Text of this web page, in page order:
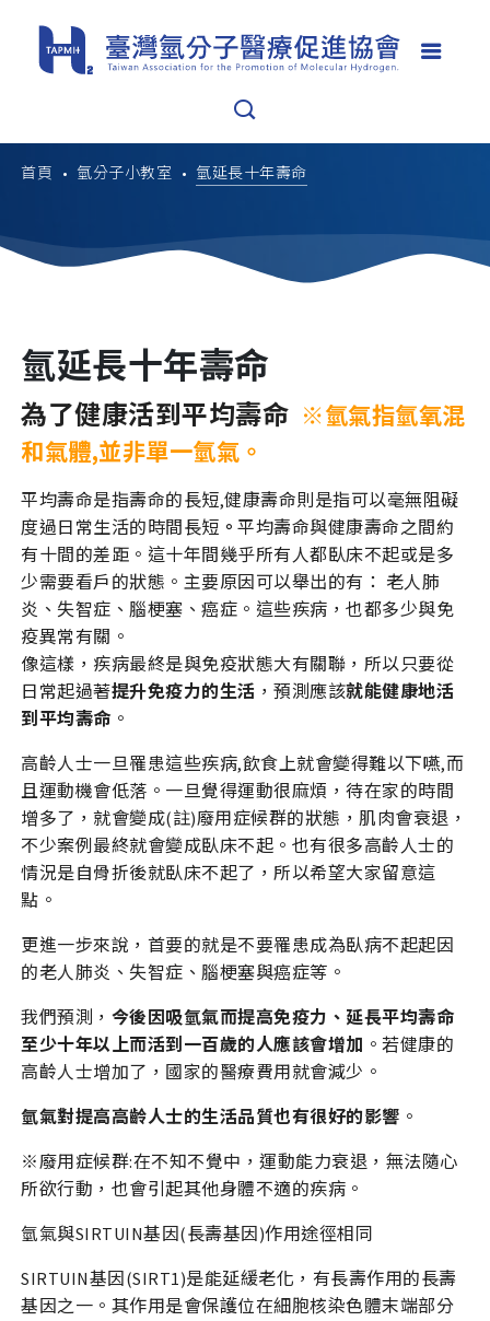
首頁 氫分子小教室 氫延長十年壽命
氫延長十年壽命
為了健康活到平均壽命 ※氫氣指氫氧混
和氣體,並非單一氫氣。
平均壽命是指壽命的長短,健康壽命則是指可以毫無阻礙
度過日常生活的時間長短 。平均壽命與健康壽命之間約
有十間的差距。這十年間幾乎所有人都臥床不起或是多
少需要看戶的狀態。主要原因可以舉出的有： 老人肺
炎、失智症、腦梗塞、癌症。這些疾病，也都多少與免
疫異常有關。
像這樣，疾病最終是與免疫狀態大有關聯，所以只要從
日常起過著提升免疫力的生活 ，預測應該就能健康地活
到平均壽命 。
高齡人士一旦罹患這些疾病,飲食上就會變得難以下嚥,而
且運動機會低落。一旦覺得運動很麻煩，待在家的時間
增多了，就會變成(註)廢用症候群的狀態，肌肉會衰退，
不少案例最終就會變成臥床不起。也有很多高齡人士的
情況是自骨折後就臥床不起了，所以希望大家留意這
點。
更進一步來說，首要的就是不要罹患成為臥病不起起因
的老人肺炎、失智症、腦梗塞與癌症等。
我們預測， 今後因吸氫氣而提高免疫力、延長平均壽命
至少十年以上而活到一百歲的人應該會增加 。若健康的
高齡人士增加了，國家的醫療費用就會減少。
氫氣對提高高齡人士的生活品質也有很好的影響 。
※廢用症候群:在不知不覺中，運動能力衰退，無法隨心
所欲行動，也會引起其他身體不適的疾病。
氫氣與SIRTUIN基因(長壽基因)作用途徑相同
SIRTUIN基因(SIRT1)是能延緩老化，有長壽作用的長壽
基因之一。其作用是會保護位在細胞核染色體末端部分